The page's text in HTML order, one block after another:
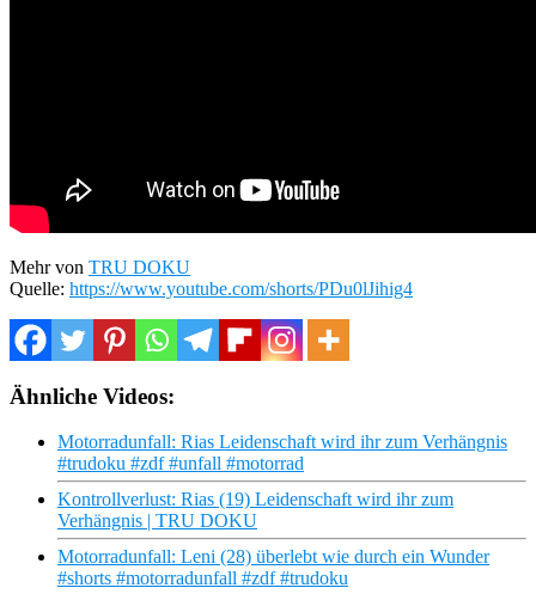
Mehr von TRU DOKU
Quelle: https://www.youtube.com/shorts/PDu0lJihig4
Ähnliche Videos:
Motorradunfall: Rias Leidenschaft wird ihr zum Verhängnis
#trudoku #zdf #unfall #motorrad
Kontrollverlust: Rias (19) Leidenschaft wird ihr zum
Verhängnis | TRU DOKU
Motorradunfall: Leni (28) überlebt wie durch ein Wunder
#shorts #motorradunfall #zdf #trudoku